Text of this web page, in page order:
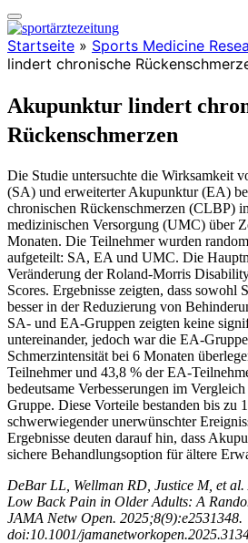
Startseite » Sports Medicine
lindert chronische
Akupunktur lindert
Rückenschmerzen
Die Studie untersuchte die Wirksamkeit
(SA) und erweiterter Akupunktur (EA)
chronischen Rückenschmerzen (CLBP)
medizinischen Versorgung (UMC) über
Monaten. Die Teilnehmer wurden
aufgeteilt: SA, EA und UMC. Die
Veränderung der Roland-Morris
Scores. Ergebnisse zeigten, dass sowohl
besser in der Reduzierung von
SA- und EA-Gruppen zeigten keine
untereinander, jedoch war die EA-
Schmerzintensität bei 6 Monaten
Teilnehmer und 43,8 % der EA-
bedeutsame Verbesserungen im
Gruppe. Diese Vorteile bestanden bis zu
schwerwiegender unerwünschter
Ergebnisse deuten darauf hin, dass
sichere Behandlungsoption für ältere
DeBar LL, Wellman RD, Justice M, et
Low Back Pain in Older Adults: A
JAMA Netw Open. 2025;8(9):e2531348.
doi:10.1001/